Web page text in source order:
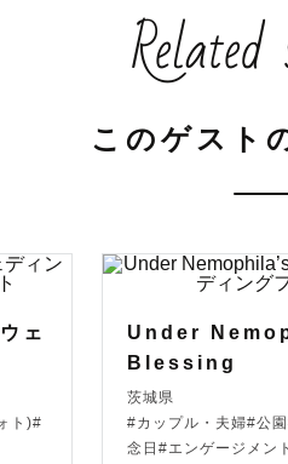
ってどんな人？】-----
）から取って
このゲスト
ェ
ト)#
Under
Blessing
茨城県
#カップル・夫婦#公
念日#エンゲージメン